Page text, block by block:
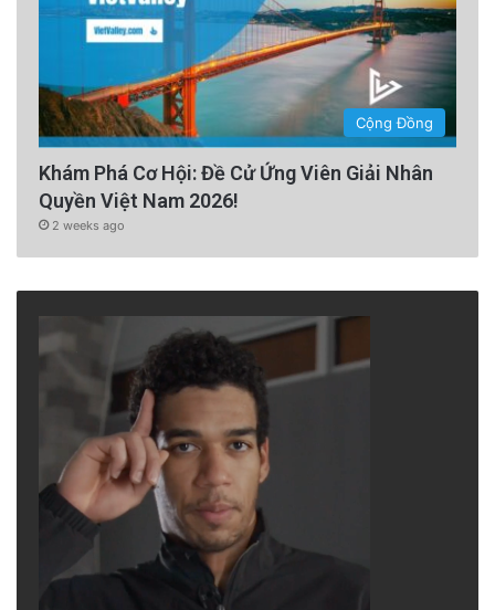
Cộng Đồng
Khám Phá Cơ Hội: Đề Cử Ứng Viên Giải Nhân
Quyền Việt Nam 2026!
2 weeks ago